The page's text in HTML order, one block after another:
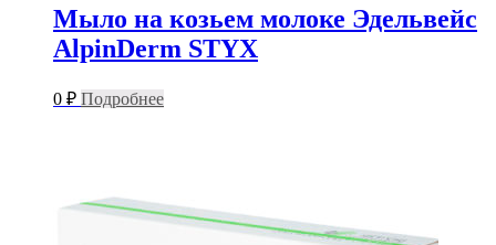
Мыло на козьем молоке Эдельвейс
AlpinDerm STYX
0 ₽ Подробнее